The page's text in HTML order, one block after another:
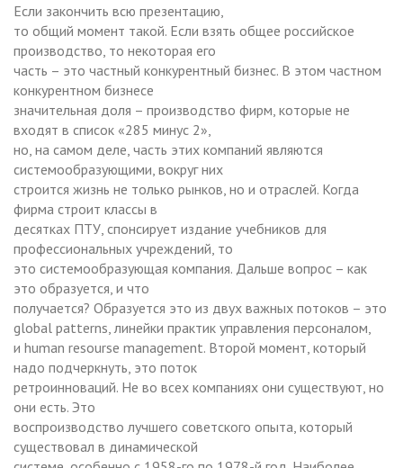
Если закончить всю презентацию,
то общий момент такой. Если взять общее российское
производство, то некоторая его
часть – это частный конкурентный бизнес. В этом частном
конкурентном бизнесе
значительная доля – производство фирм, которые не
входят в список «285 минус 2»,
но, на самом деле, часть этих компаний являются
системообразующими, вокруг них
строится жизнь не только рынков, но и отраслей. Когда
фирма строит классы в
десятках ПТУ, спонсирует издание учебников для
профессиональных учреждений, то
это системообразующая компания. Дальше вопрос – как
это образуется, и что
получается? Образуется это из двух важных потоков – это
global patterns, линейки практик управления персоналом,
и human resourse management. Второй момент, который
надо подчеркнуть, это поток
ретроинноваций. Не во всех компаниях они существуют, но
они есть. Это
воспроизводство лучшего советского опыта, который
существовал в динамической